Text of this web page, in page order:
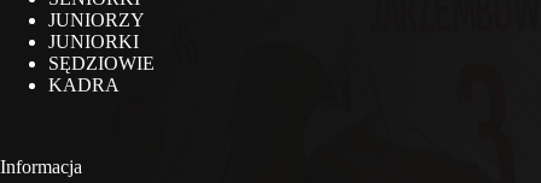
JUNIORZY
JUNIORKI
SĘDZIOWIE
KADRA
Informacja